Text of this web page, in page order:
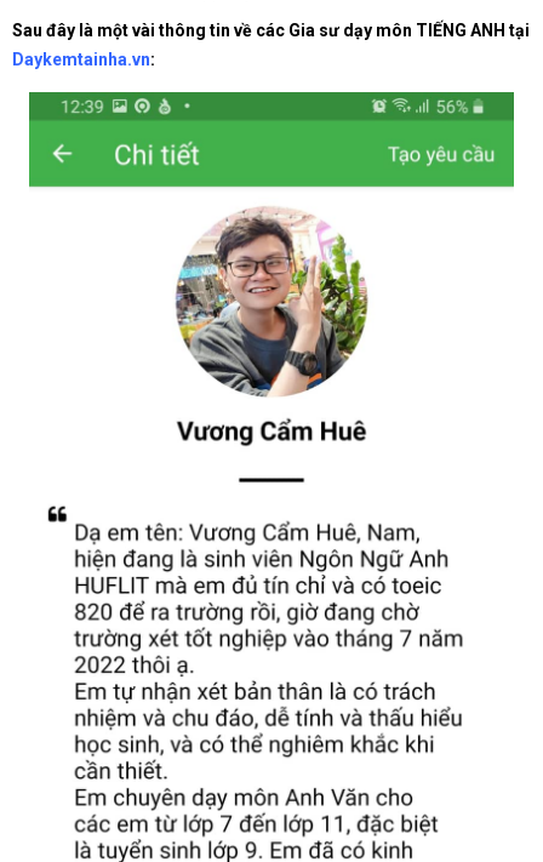
Sau đây là một vài thông tin về các Gia sư dạy môn TIẾNG ANH tại
Daykemtainha.vn: